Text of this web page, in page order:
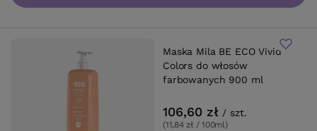
Maska Mila BE ECO Vivid
Colors do włosów
farbowanych 900 ml
106,60 zł / szt.
(11,84 zł / 100ml)